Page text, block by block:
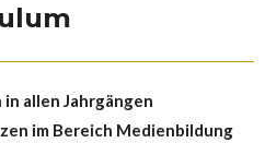
allen Jahrgängen
im Bereich Medienbildung